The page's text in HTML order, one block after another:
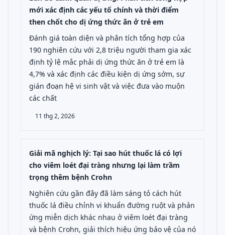
mới xác định các yếu tố chính và thời điểm
then chốt cho dị ứng thức ăn ở trẻ em
Đánh giá toàn diện và phân tích tổng hợp của
190 nghiên cứu với 2,8 triệu người tham gia xác
định tỷ lệ mắc phải dị ứng thức ăn ở trẻ em là
4,7% và xác định các điều kiện dị ứng sớm, sự
gián đoạn hệ vi sinh vật và việc đưa vào muộn
các chất
11 thg 2, 2026
Giải mã nghịch lý: Tại sao hút thuốc lá có lợi
cho viêm loét đại tràng nhưng lại làm trầm
trọng thêm bệnh Crohn
Nghiên cứu gần đây đã làm sáng tỏ cách hút
thuốc lá điều chỉnh vi khuẩn đường ruột và phản
ứng miễn dịch khác nhau ở viêm loét đại tràng
và bệnh Crohn, giải thích hiệu ứng bảo vệ của nó